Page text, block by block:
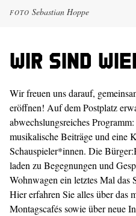
FOTO Sebastian Hoppe
Wir sind
Wir freuen uns darauf,
eröffnen! Auf dem Postplatz
abwechslungsreiches
musikalische Beiträge und eine
Schauspieler*innen. Die
laden zu Begegnungen und
Wohnwagen ein letztes Mal das
Hier erfahren Sie alles über
Montagscafés sowie über neue